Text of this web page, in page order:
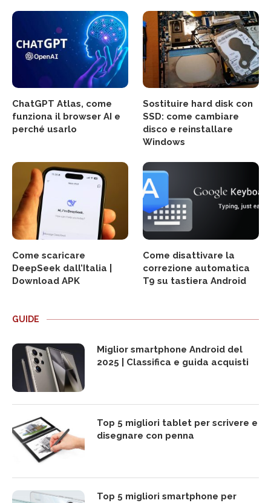
ChatGPT Atlas, come
funziona il browser AI e
perché usarlo
Sostituire hard disk con
SSD: come cambiare
disco e reinstallare
Windows
Come scaricare
DeepSeek dall’Italia |
Download APK
Come disattivare la
correzione automatica
T9 su tastiera Android
GUIDE
Miglior smartphone Android del
2025 | Classifica e guida acquisti
Top 5 migliori tablet per scrivere e
disegnare con penna
Top 5 migliori smartphone per